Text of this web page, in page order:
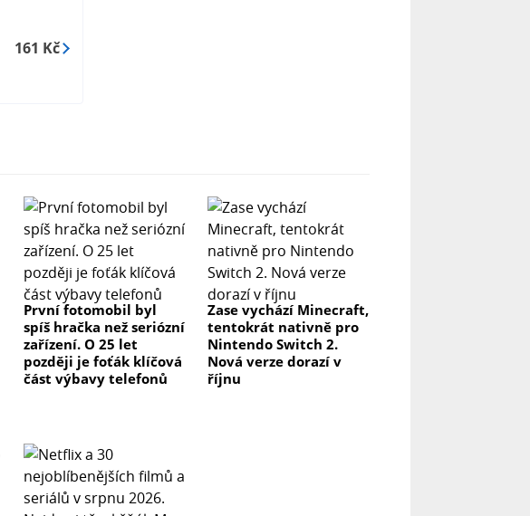
161 Kč
První fotomobil byl
spíš hračka než seriózní
zařízení. O 25 let
později je foťák klíčová
část výbavy telefonů
Zase vychází Minecraft,
tentokrát nativně pro
Nintendo Switch 2.
Nová verze dorazí v
říjnu